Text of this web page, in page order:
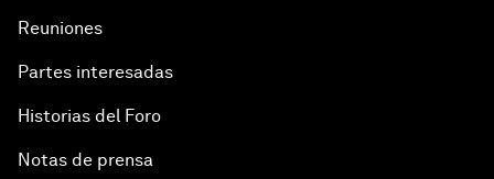
Reuniones
Partes interesadas
Historias del Foro
Notas de prensa